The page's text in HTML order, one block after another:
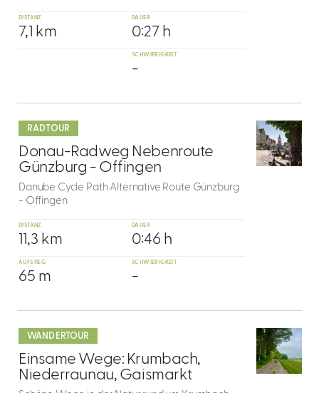
DISTANZ
7,1 km
DAUER
0:27 h
SCHWIERIGKEIT
-
RADTOUR
6
Donau-Radweg Nebenroute
Günzburg - Offingen
©
Danube Cycle Path Alternative Route Günzburg
- Offingen
DISTANZ
11,3 km
DAUER
0:46 h
AUFSTIEG
65 m
SCHWIERIGKEIT
-
dazu
WANDERTOUR
7
Einsame Wege: Krumbach,
Niederraunau, Gaismarkt
dazu